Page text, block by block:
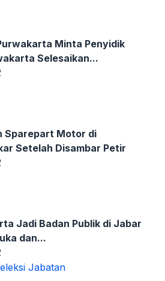
Minta Penyidik
Selesaikan...
Sparepart Motor di
Setelah Disambar Petir
Jadi Badan Publik di Jabar
dan...